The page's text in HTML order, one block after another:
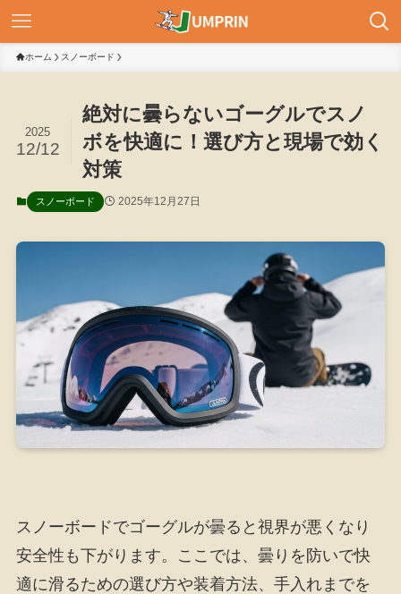
ホーム スノーボード
絶対に曇らないゴーグルでスノ
ボを快適に！選び方と現場で効く
対策
2025
12/12
スノーボード 2025年12月27日
スノーボードでゴーグルが曇ると視界が悪くなり
安全性も下がります。ここでは、曇りを防いで快
適に滑るための選び方や装着方法、手入れまでを